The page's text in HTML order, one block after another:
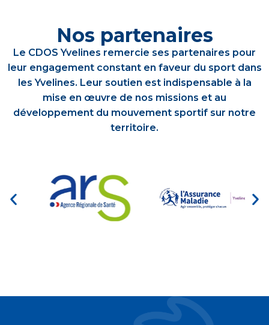
Nos partenaires
Le CDOS Yvelines remercie ses partenaires pour
leur engagement constant en faveur du sport dans
les Yvelines. Leur soutien est indispensable à la
mise en œuvre de nos missions et au
développement du mouvement sportif sur notre
territoire.